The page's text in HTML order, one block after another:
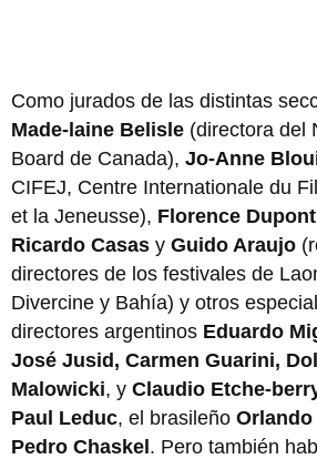
Como jurados de las distintas
Made-laine Belisle (directora del
Board de Canada), Jo-Anne
CIFEJ, Centre Internationale du
et la Jeneusse), Florence Dupont
Ricardo Casas y Guido Araujo
directores de los festivales de
Divercine y Bahía) y otros
directores argentinos Eduardo
José Jusid, Carmen Guarini,
Malowicki, y Claudio Etche-
Paul Leduc, el brasileño Orlando
Pedro Chaskel. Pero también